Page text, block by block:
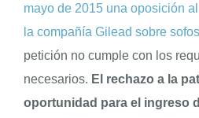
mayo de 2015 una oposición
la compañía Gilead sobre
petición no cumple con los
necesarios. El rechazo a la
oportunidad para el ingreso